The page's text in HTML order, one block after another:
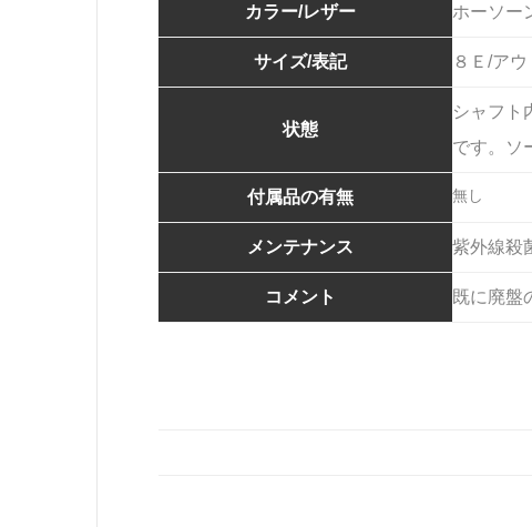
カラー/レザー ホーソー
サイズ/表記 ８Ｅ/ア
状態
シャフト
です。ソ
付属品の有無 無し
メンテナンス 紫外線殺
コメント 既に廃盤